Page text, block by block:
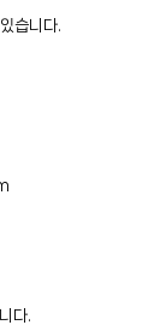
습니다.
다.